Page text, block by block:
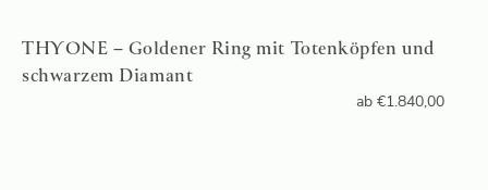
THYONE – Goldener Ring mit Totenköpfen und
schwarzem Diamant
ab €1.840,00